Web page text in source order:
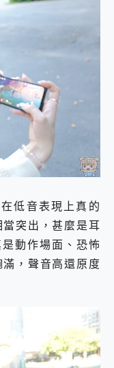
低音表現上真的
突出，甚麼是耳
動作場面、恐怖
，聲音高還原度